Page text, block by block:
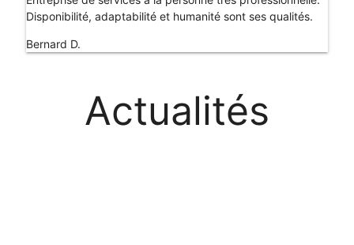
Disponibilité, adaptabilité et humanité sont ses qualités.
Bernard D.
Actualités